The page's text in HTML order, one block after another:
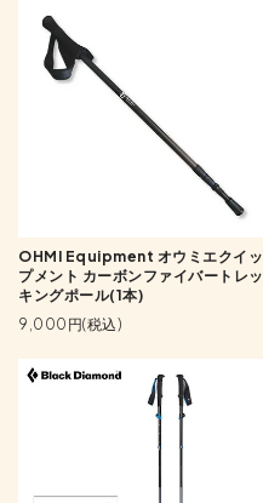
OHMI Equipment オウミエクイッ
プメント カーボンファイバートレッ
キングポール(1本)
9,000円(税込)